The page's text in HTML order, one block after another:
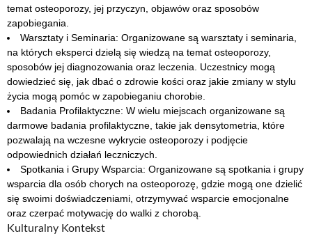
temat osteoporozy, jej przyczyn, objawów oraz sposobów
zapobiegania.
Warsztaty i Seminaria: Organizowane są warsztaty i seminaria,
na których eksperci dzielą się wiedzą na temat osteoporozy,
sposobów jej diagnozowania oraz leczenia. Uczestnicy mogą
dowiedzieć się, jak dbać o zdrowie kości oraz jakie zmiany w stylu
życia mogą pomóc w zapobieganiu chorobie.
Badania Profilaktyczne: W wielu miejscach organizowane są
darmowe badania profilaktyczne, takie jak densytometria, które
pozwalają na wczesne wykrycie osteoporozy i podjęcie
odpowiednich działań leczniczych.
Spotkania i Grupy Wsparcia: Organizowane są spotkania i grupy
wsparcia dla osób chorych na osteoporozę, gdzie mogą one dzielić
się swoimi doświadczeniami, otrzymywać wsparcie emocjonalne
oraz czerpać motywację do walki z chorobą.
Kulturalny Kontekst